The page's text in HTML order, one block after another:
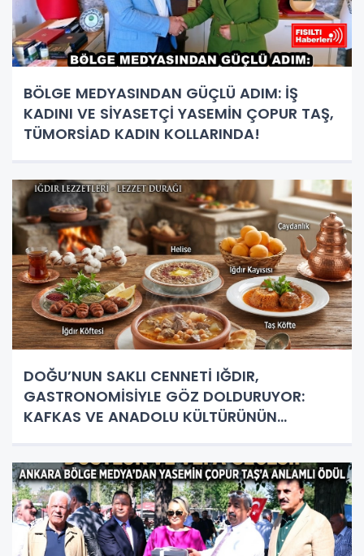
BÖLGE MEDYASINDAN GÜÇLÜ ADIM: İŞ
KADINI VE SİYASETÇİ YASEMİN ÇOPUR TAŞ,
TÜMORSİAD KADIN KOLLARINDA!
DOĞU’NUN SAKLI CENNETİ IĞDIR,
GASTRONOMİSİYLE GÖZ DOLDURUYOR:
KAFKAS VE ANADOLU KÜLTÜRÜNÜN